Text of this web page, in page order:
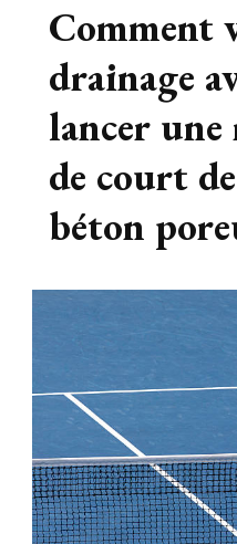
Comment
drainage
lancer
de court
béton